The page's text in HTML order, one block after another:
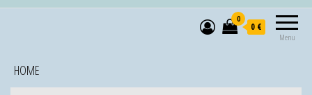
Menu
0
0 €
HOME